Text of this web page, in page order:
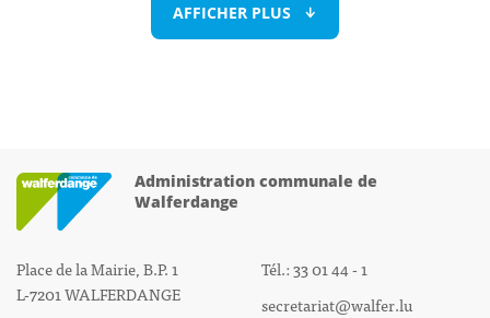
AFFICHER PLUS
Administration communale de
Walferdange
Place de la Mairie, B.P. 1
L-7201 WALFERDANGE
Tél.: 33 01 44 - 1
secretariat@walfer.lu